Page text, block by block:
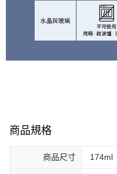
商品規格
商品尺寸 174ml